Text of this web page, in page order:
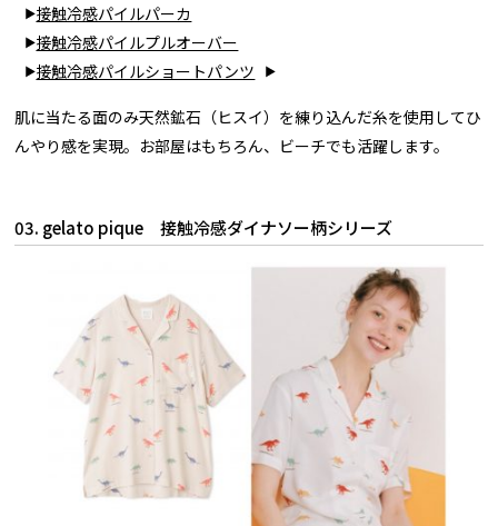
接触冷感パイルパーカ
接触冷感パイルプルオーバー
接触冷感パイルショートパンツ
肌に当たる面のみ天然鉱石（ヒスイ）を練り込んだ糸を使用してひ
んやり感を実現。お部屋はもちろん、ビーチでも活躍します。
03. gelato pique 接触冷感ダイナソー柄シリーズ